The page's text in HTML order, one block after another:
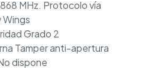
MHz. Protocolo vía
Wings
Grado 2
Tamper anti-apertura
dispone